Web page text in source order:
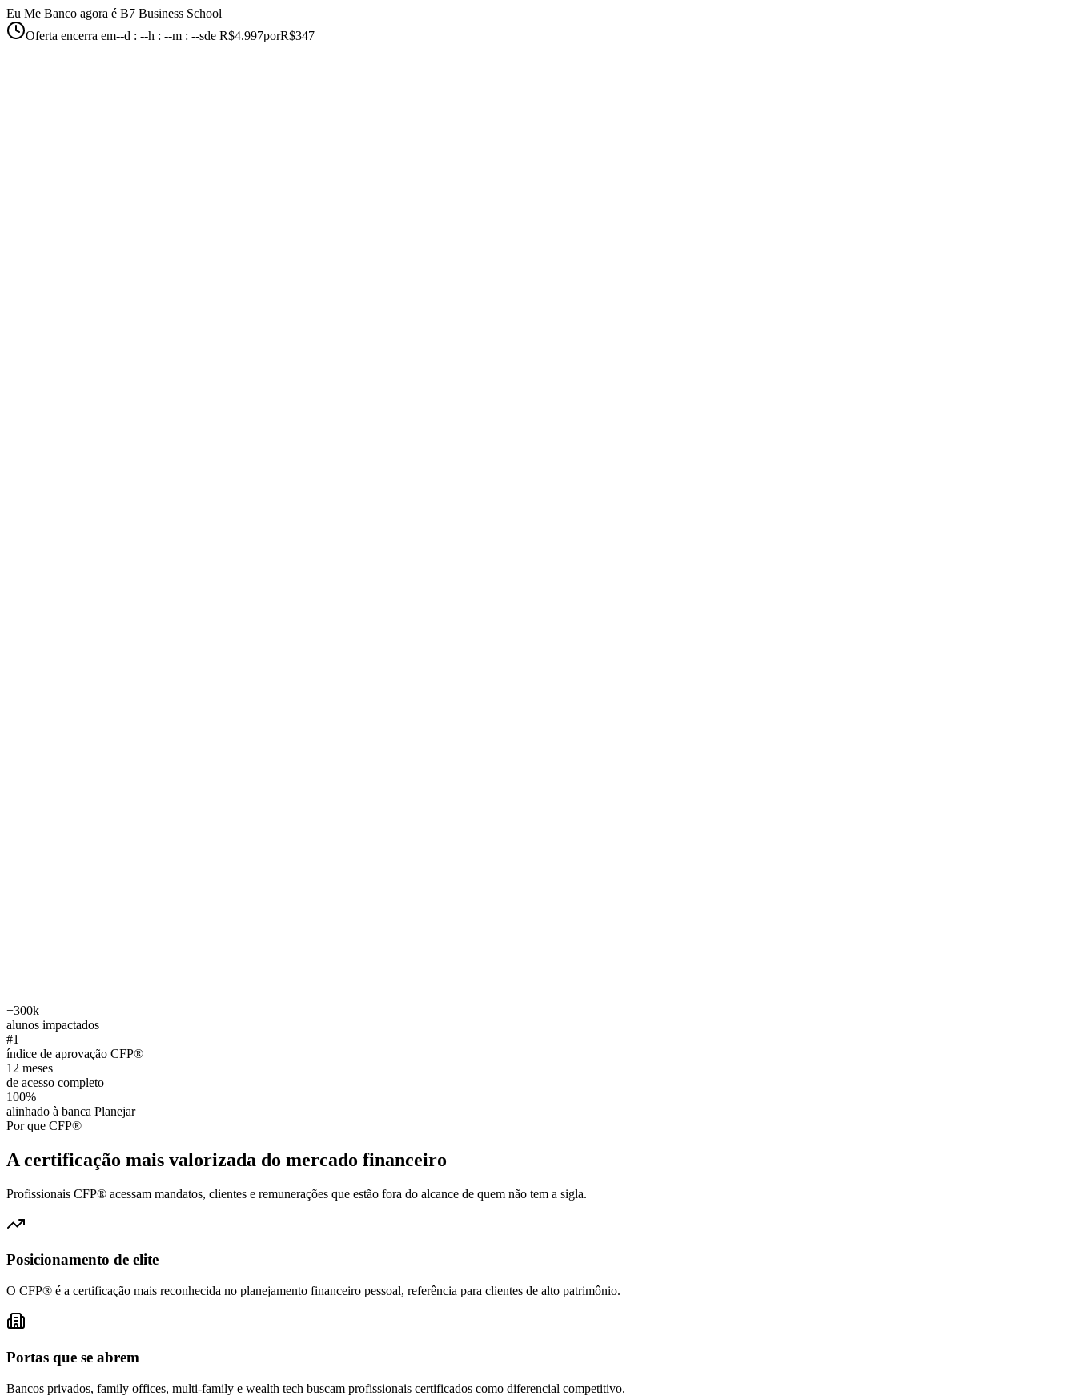
Eu Me Banco agora é B7 Business School
Oferta encerra em--d : --h : --m : --sde R$4.997porR$347
+300k
alunos impactados
#1
índice de aprovação CFP®
12 meses
de acesso completo
100%
alinhado à banca Planejar
Por que CFP®
A certificação mais valorizada do mercado financeiro
Profissionais CFP® acessam mandatos, clientes e remunerações que estão fora do alcance de quem não tem a sigla.
Posicionamento de elite
O CFP® é a certificação mais reconhecida no planejamento financeiro pessoal, referência para clientes de alto patrimônio.
Portas que se abrem
Bancos privados, family offices, multi-family e wealth tech buscam profissionais certificados como diferencial competitivo.